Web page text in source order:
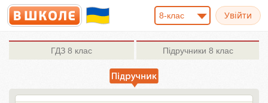
8-клас
ГДЗ 8 клас Підручники 8 клас